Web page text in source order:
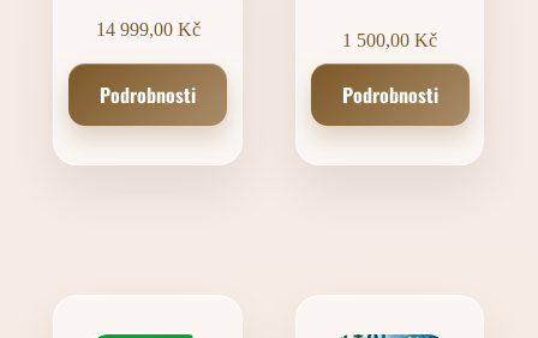
14 999,00 Kč
Podrobnosti
1 500,00Kč
Podrobnosti